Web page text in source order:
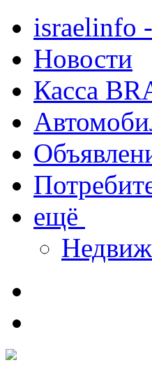
israelinfo
Новости
Касса
ещё